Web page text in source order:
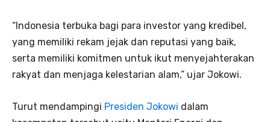
“Indonesia terbuka bagi para investor yang kredibel,
yang memiliki rekam jejak dan reputasi yang baik,
serta memiliki komitmen untuk ikut menyejahterakan
rakyat dan menjaga kelestarian alam,” ujar Jokowi.
Turut mendampingi Presiden Jokowi dalam